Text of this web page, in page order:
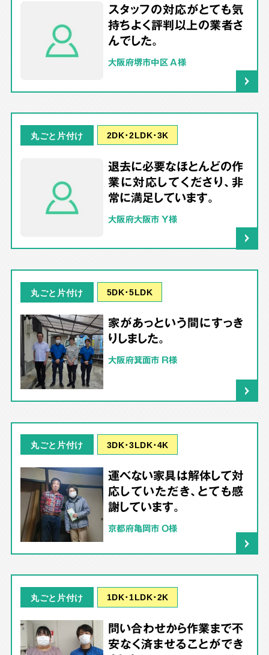
スタッフの対応がとても気
持ちよく評判以上の業者さ
んでした。
大阪府堺市中区 A様
丸ごと片付け 2DK･2LDK･3K
退去に必要なほとんどの作
業に対応してくださり、非
常に満足しています。
大阪府大阪市 Y様
丸ごと片付け 5DK･5LDK
家があっという間にすっき
りしました。
大阪府箕面市 R様
丸ごと片付け 3DK･3LDK･4K
運べない家具は解体して対
応していただき、とても感
謝しています。
京都府亀岡市 O様
丸ごと片付け 1DK･1LDK･2K
問い合わせから作業まで不
安なく済ませることができ